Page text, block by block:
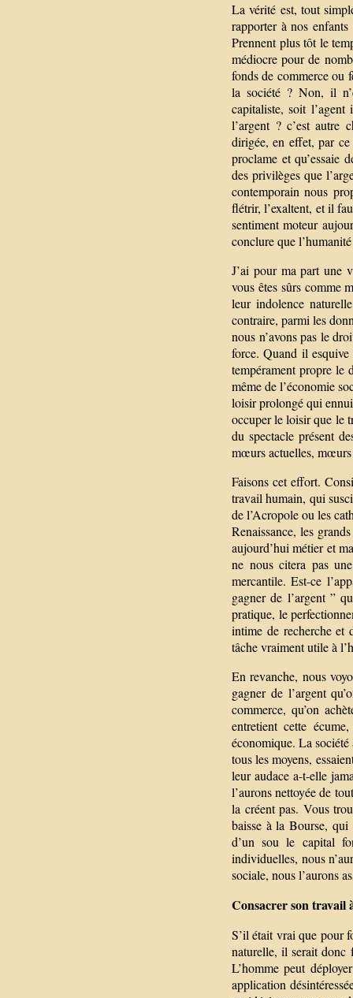
La vérité est, tout
rapporter à nos
Prennent plus tôt le
médiocre pour de
fonds de commerce ou
la société ? Non, il
capitaliste, soit l’agent
l’argent ? c’est autre
dirigée, en effet, par
proclame et qu’essaie
des privilèges que
contemporain nous
flétrir, l’exaltent, et il
sentiment moteur
conclure que
J’ai pour ma part une
vous êtes sûrs comme
leur indolence
contraire, parmi les
nous n’avons pas le
force. Quand il
tempérament propre le
même de l’économie
loisir prolongé qui
occuper le loisir que le
du spectacle présent
mœurs actuelles,
Faisons cet effort.
travail humain, qui
de l’Acropole ou les
Renaissance, les
aujourd’hui métier et
ne nous citera pas
mercantile. Est-ce
gagner de l’argent ”
pratique, le
intime de recherche et
tâche vraiment utile à
En revanche, nous
gagner de l’argent
commerce, qu’on
entretient cette
économique. La société
tous les moyens,
leur audace a-t-elle
l’aurons nettoyée de
la créent pas. Vous
baisse à la Bourse, qui
d’un sou le capital
individuelles, nous
sociale, nous l’aurons
Consacrer son travail
S’il était vrai que pour
naturelle, il serait donc
L’homme peut
application